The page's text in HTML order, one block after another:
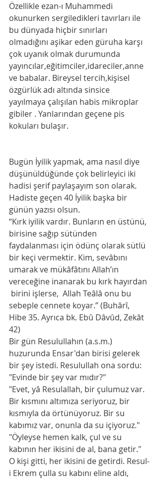
Özellikle ezan-ı Muhammedi
okunurken sergiledikleri tavırları ile
bu dünyada hiçbir sınırları
olmadığını aşikar eden güruha karşı
çok uyanık olmak durumunda
yayıncılar,eğitimciler,idareciler,anne
ve babalar. Bireysel tercih,kişisel
özgürlük adı altında sinsice
yayılmaya çalışılan habis mikroplar
gibiler . Yanlarından geçene pis
kokuları bulaşır.
Bugün İyilik yapmak, ama nasıl diye
düşünüldüğünde çok belirleyici iki
hadisi şerif paylaşayım son olarak.
Hadiste geçen 40 İyilik başka bir
günün yazısı olsun.
“Kırk iyilik vardır. Bunların en üstünü,
birisine sağıp sütünden
faydalanması için ödünç olarak sütlü
bir keçi vermektir. Kim, sevâbını
umarak ve mükâfâtını Allah’ın
vereceğine inanarak bu kırk hayırdan
birini işlerse,  Allah Teâlâ onu bu
sebeple cennete koyar.” (Buhârî,
Hibe 35. Ayrıca bk. Ebû Dâvûd, Zekât
42)
Bir gün Resulullahın (a.s.m.)
huzurunda Ensar'dan birisi gelerek
bir şey istedi. Resulullah ona sordu:
"Evinde bir şey var mıdır?"
"Evet, yâ Resulallah, bir çulumuz var.
Bir kısmını altımıza seriyoruz, bir
kısmıyla da örtünüyoruz. Bir su
kabımız var, onunla da su içiyoruz."
"Öyleyse hemen kalk, çul ve su
kabının her ikisini de al, bana getir."
O kişi gitti, her ikisini de getirdi. Resul-
i Ekrem çulla su kabını eline aldı,